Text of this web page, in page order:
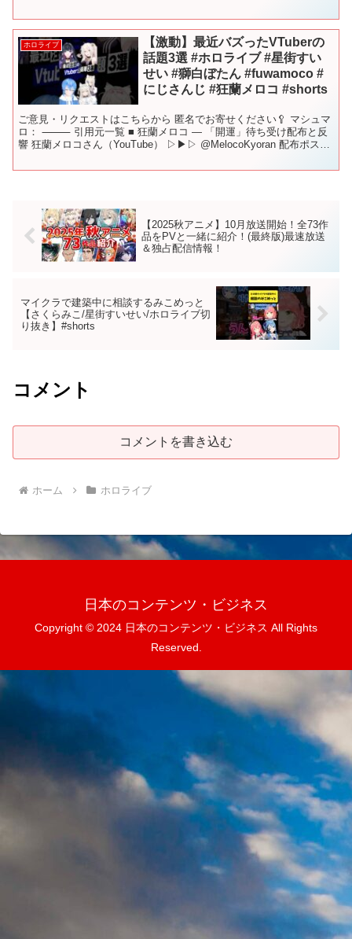
ホロライブ
【激動】最近バズったVTuberの
話題3選 #ホロライブ #星街すい
せい #獅白ぼたん #fuwamoco #
にじさんじ #狂蘭メロコ #shorts
ご意見・リクエストはこちらから 匿名でお寄せください🥄 マシュマ
ロ： ⸻ 引用元一覧 ■ 狂蘭メロコ — 「開運」待ち受け配布と反
響 狂蘭メロコさん（YouTube） ▷▶▷ @MelocoKyoran 配布ポスト
【2025秋アニメ】10月放送開始！全73作
品をPVと一緒に紹介！(最終版)最速放送
＆独占配信情報！
マイクラで建築中に相談するみこめっと
【さくらみこ/星街すいせい/ホロライブ切
り抜き】#shorts
コメント
コメントを書き込む
ホーム ホロライブ
日本のコンテンツ・ビジネス
Copyright © 2024 日本のコンテンツ・ビジネス All Rights
Reserved.